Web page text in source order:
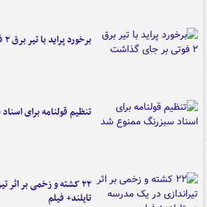
برخورد پراید با تیر برق ۲ فوتی بر جای گذاشت
تنظیم قولنامه برای
۲۲ کشته و زخمی بر
تایلند+ فیلم